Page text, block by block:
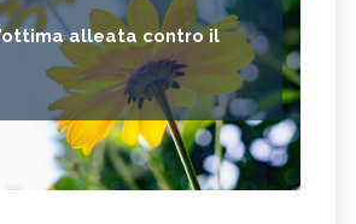
alleata contro il